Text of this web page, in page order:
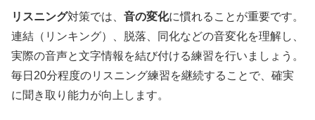
リスニング対策では、 音の変化に慣れることが重要です。
連結（リンキング）、脱落、同化などの音変化を理解し、
実際の音声と文字情報を結び付ける練習を行いましょう。
毎日20分程度のリスニング練習を継続することで、確実
に聞き取り能力が向上します。